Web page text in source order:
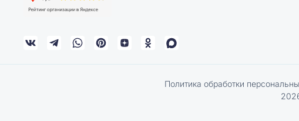
Политика обработки